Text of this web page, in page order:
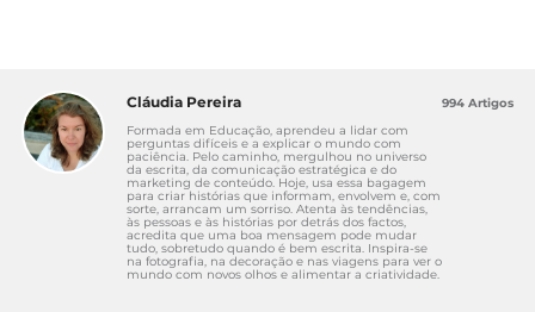
Cláudia Pereira
Formada em Educação, aprendeu a lidar com
perguntas difíceis e a explicar o mundo com
paciência. Pelo caminho, mergulhou no universo
da escrita, da comunicação estratégica e do
marketing de conteúdo. Hoje, usa essa bagagem
para criar histórias que informam, envolvem e, com
sorte, arrancam um sorriso. Atenta às tendências,
às pessoas e às histórias por detrás dos factos,
acredita que uma boa mensagem pode mudar
tudo, sobretudo quando é bem escrita. Inspira-se
na fotografia, na decoração e nas viagens para ver o
mundo com novos olhos e alimentar a criatividade.
994 Artigos